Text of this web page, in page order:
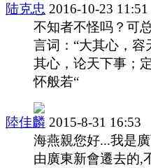
陆克忠 2016-10-23 11:51
不知者不怪吗？可
言词：“大其心，
其心，论天下事；
怀般若“
陸佳麟 2015-8-31 16:53
海燕親您好...我是
由廣東新會遷去的,